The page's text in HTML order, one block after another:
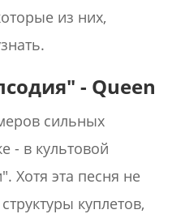
из них,
- Queen
сильных
- в культовой
Хотя эта песня не
куплетов,